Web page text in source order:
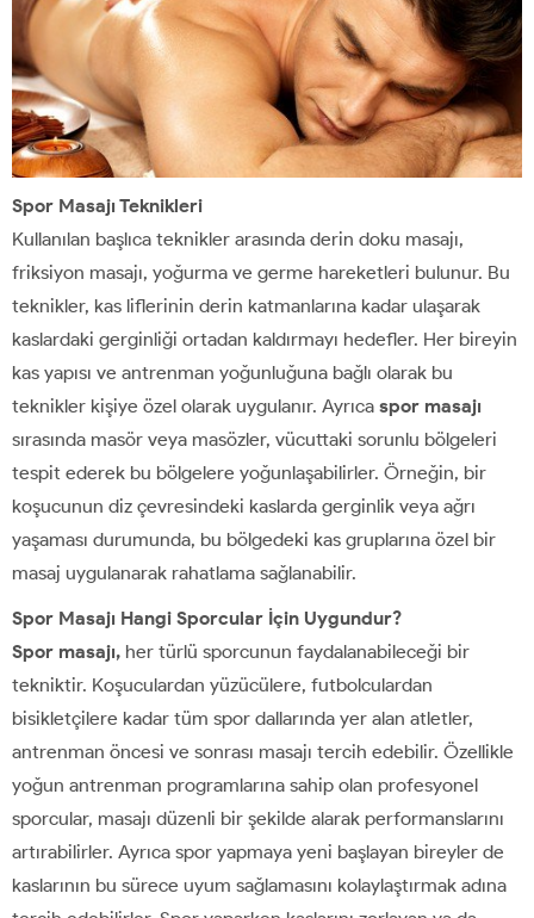
Spor Masajı Teknikleri
Kullanılan başlıca teknikler arasında derin doku masajı,
friksiyon masajı, yoğurma ve germe hareketleri bulunur. Bu
teknikler, kas liflerinin derin katmanlarına kadar ulaşarak
kaslardaki gerginliği ortadan kaldırmayı hedefler. Her bireyin
kas yapısı ve antrenman yoğunluğuna bağlı olarak bu
teknikler kişiye özel olarak uygulanır. Ayrıca spor masajı
sırasında masör veya masözler, vücuttaki sorunlu bölgeleri
tespit ederek bu bölgelere yoğunlaşabilirler. Örneğin, bir
koşucunun diz çevresindeki kaslarda gerginlik veya ağrı
yaşaması durumunda, bu bölgedeki kas gruplarına özel bir
masaj uygulanarak rahatlama sağlanabilir.
Spor Masajı Hangi Sporcular İçin Uygundur?
Spor masajı, her türlü sporcunun faydalanabileceği bir
tekniktir. Koşuculardan yüzücülere, futbolculardan
bisikletçilere kadar tüm spor dallarında yer alan atletler,
antrenman öncesi ve sonrası masajı tercih edebilir. Özellikle
yoğun antrenman programlarına sahip olan profesyonel
sporcular, masajı düzenli bir şekilde alarak performanslarını
artırabilirler. Ayrıca spor yapmaya yeni başlayan bireyler de
kaslarının bu sürece uyum sağlamasını kolaylaştırmak adına